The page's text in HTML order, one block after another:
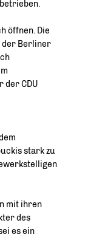
öffnen. Die
der Berliner
der CDU
stark zu
mit ihren
des
es ein